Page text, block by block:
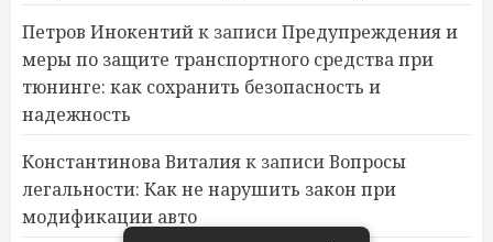
Петров Инокентийк записиПредупреждения и
меры по защите транспортного средства при
тюнинге: как сохранить безопасность и
надежность
Константинова Виталияк записиВопросы
легальности: Как не нарушить закон при
модификации авто